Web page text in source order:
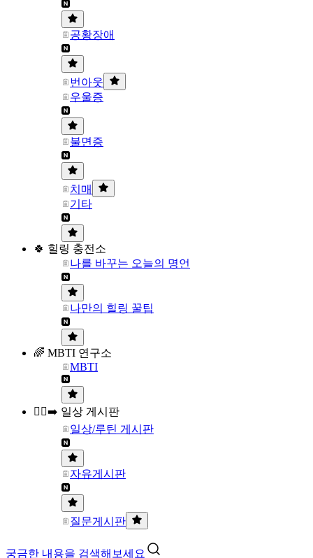
공황장애
번아웃
우울증
불면증
치매
기타
🍀 힐링 충전소
나를 바꾸는 오늘의 명언
나만의 힐링 꿀팁
🌈 MBTI 연구소
MBTI
🏃‍♀️‍➡️ 일상 게시판
일상/루틴 게시판
자유게시판
질문게시판
궁금한 내용을 검색해보세요